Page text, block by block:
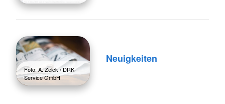
Foto: A. Zelck / DRK-
Service GmbH
Neuigkeiten